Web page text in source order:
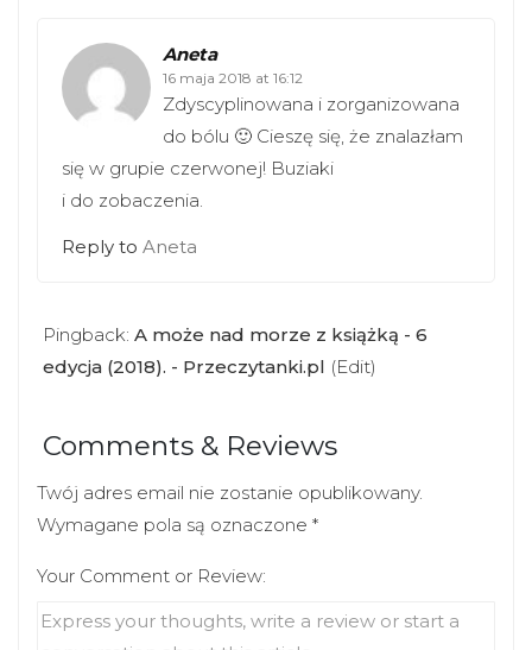
Aneta
16 maja 2018 at 16:12
Zdyscyplinowana i zorganizowana
do bólu 🙂 Cieszę się, że znalazłam
się w grupie czerwonej! Buziaki
i do zobaczenia.
Reply to Aneta
Pingback: A może nad morze z książką - 6
edycja (2018). - Przeczytanki.pl (Edit)
Comments & Reviews
Twój adres email nie zostanie opublikowany.
Wymagane pola są oznaczone *
Your Comment or Review: